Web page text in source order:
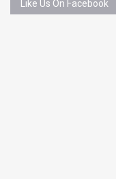
Like Us On Facebook